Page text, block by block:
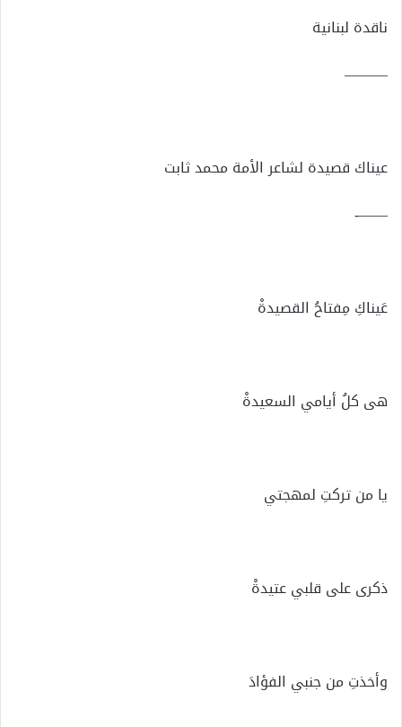
ناقدة لبنانية
———
عيناك قصيدة لشاعر الأمة محمد ثابت
——-
عَيناكِ مِفتاحُ القصيدةْ
هى كلُ أيامي السعيدةْ
يا من تركتِ لمهجتي
ذكرى على قلبي عتيدةْ
وأخذتِ من جنبي الفؤادَ